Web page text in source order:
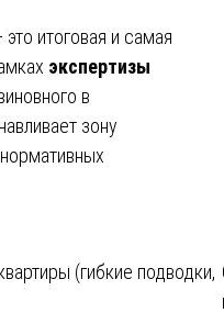
итоговая и самая
экспертизы
в
зону
(гибкие подводки,